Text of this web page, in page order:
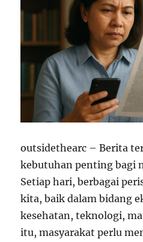
outsidethearc – Berita
kebutuhan penting bagi
Setiap hari, berbagai
kita, baik dalam bidang
kesehatan, teknologi,
itu, masyarakat perlu